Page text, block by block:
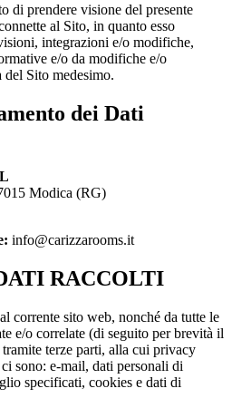
di prendere visione del presente
al Sito, in quanto esso
integrazioni e/o modifiche,
e/o da modifiche e/o
Sito medesimo.
dei Dati
Modica (RG)
info@carizzarooms.it
RACCOLTI
corrente sito web, nonché da tutte le
e/o correlate (di seguito per brevità il
terze parti, alla cui privacy
sono: e-mail, dati personali di
specificati, cookies e dati di